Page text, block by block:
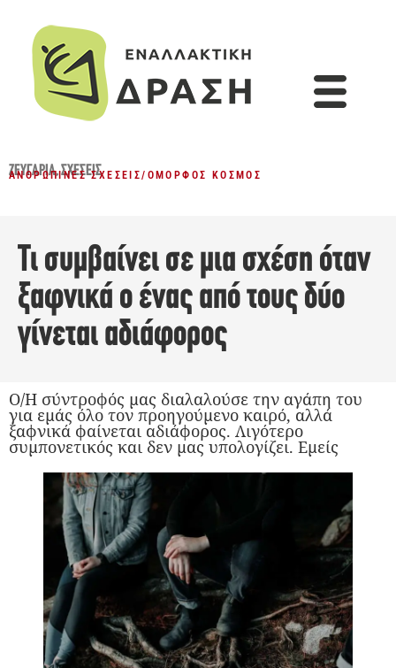
ΖΕΥΓΆΡΙΑ,ΣΧΈΣΕΙΣ
ΑΝΘΡΏΠΙΝΕΣ ΣΧΈΣΕΙΣ/ ΌΜΟΡΦΟΣ ΚΌΣΜΟΣ
Τι συμβαίνει σε μια σχέση όταν
ξαφνικά ο ένας από τους δύο
γίνεται αδιάφορος
Ο/Η σύντροφός μας διαλαλούσε την αγάπη του
για εμάς όλο τον προηγούμενο καιρό, αλλά
ξαφνικά φαίνεται αδιάφορος. Λιγότερο
συμπονετικός και δεν μας υπολογίζει. Εμείς